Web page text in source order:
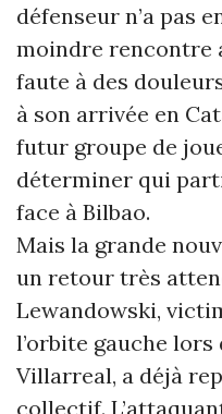
défenseur n’a pas
moindre rencontre
faute à des
à son arrivée en
futur groupe de
déterminer qui
face à Bilbao.
Mais la grande
un retour très
Lewandowski,
l’orbite gauche
Villarreal, a déjà
collectif.